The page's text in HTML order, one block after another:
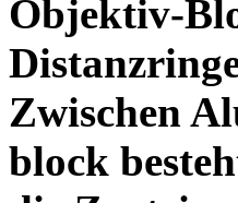
Objektiv-
Zwischen
block